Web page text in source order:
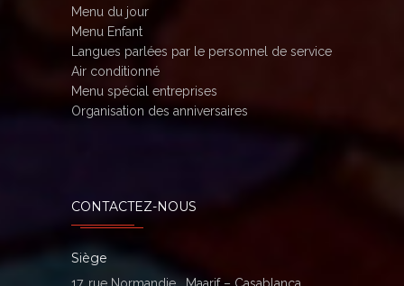
Menu du jour
Menu Enfant
Langues parlées par le personnel de service
Air conditionné
Menu spécial entreprises
Organisation des anniversaires
CONTACTEZ-NOUS
Siège